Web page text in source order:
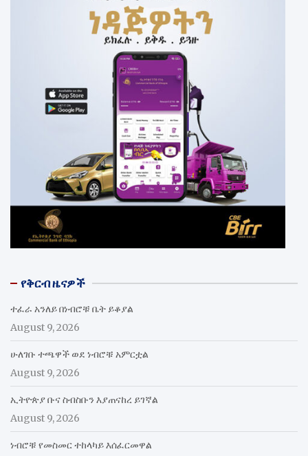
የቅርብ ዜናዎች
ተፈራ አንለይ በነብሮቹ ቤት ይቆያል
August 9, 2026
ሁለገቡ ተጫዋች ወደ ነብሮቹ አምርቷል
August 9, 2026
ኢትዮጵያ ቡና ስብስቡን እያጠናከረ ይገኛል
August 9, 2026
ነብሮቹ የመስመር ተከላካይ እሰፈርመዋል